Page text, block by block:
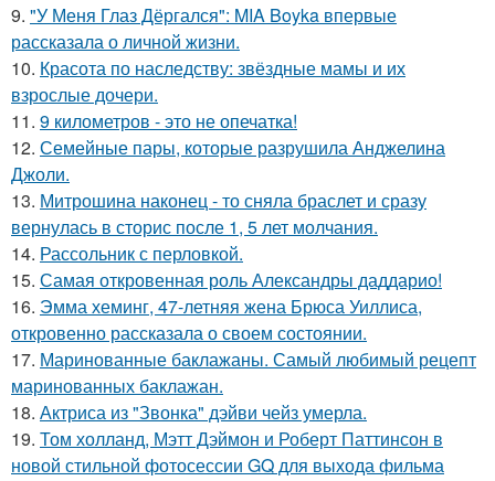
9. "У Меня Глаз Дёргался": MIA Boyka впервые
рассказала о личной жизни.
10. Красота по наследству: звёздные мамы и их
взрослые дочери.
11. 9 километров - это не опечатка!
12. Семейные пары, которые разрушила Анджелина
Джоли.
13. Митрошина наконец - то сняла браслет и сразу
вернулась в сторис после 1, 5 лет молчания.
14. Рассольник с перловкой.
15. Самая откровенная роль Александры даддарио!
16. Эмма хеминг, 47-летняя жена Брюса Уиллиса,
откровенно рассказала о своем состоянии.
17. Маринованные баклажаны. Самый любимый рецепт
маринованных баклажан.
18. Актриса из "Звонка" дэйви чейз умерла.
19. Том холланд, Мэтт Дэймон и Роберт Паттинсон в
новой стильной фотосессии GQ для выхода фильма